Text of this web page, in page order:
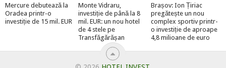
Mercure debutează la
Oradea printr-o
investiție de 15 mil. EUR
Monte Vidraru,
investiție de până la 8
mil. EUR: un nou hotel
de 4 stele pe
Transfăgărășan
Brașov: Ion Țiriac
pregătește un nou
complex sportiv printr-
o investiție de aproape
4,8 milioane de euro